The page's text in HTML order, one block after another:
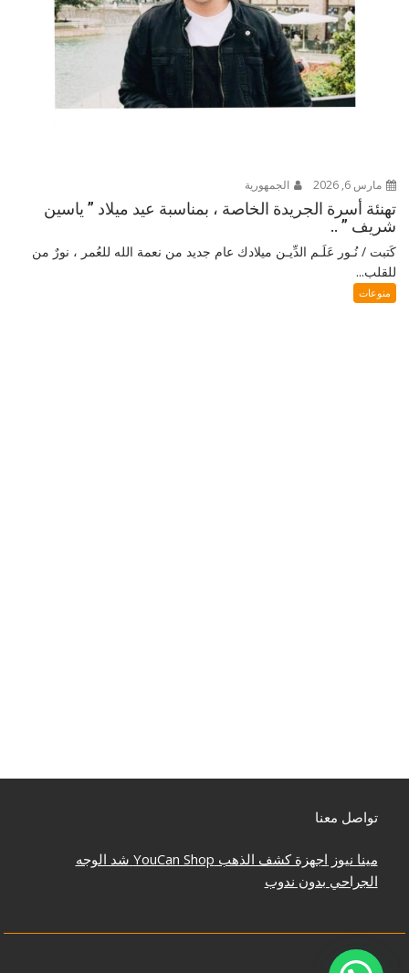
مارس 6, 2026 الجمهورية
تهنئة أسرة الجريدة الخاصة ، بمناسبة عيد ميلاد ” ياسين
شريف ” ..
كَتبت / نُـور عَلَـم الدِّيـن ميلادك عام جديد من نعمة الله للعُمر ، نورٌ من
للقلب...
منوعات
تواصل معنا
مينا نيوز اجهزة كشف الذهب YouCan Shop شد الوجه
الجراحي بدون ندوب